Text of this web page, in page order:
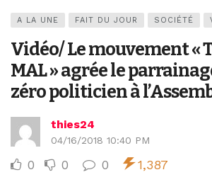
A LA UNE FAIT DU JOUR SOCIÉTÉ
Vidéo/ Le mouvement «
MAL » agrée le
zéro politicien à
thies24
04/16/2018 10:40 PM
0 0 0 1,387